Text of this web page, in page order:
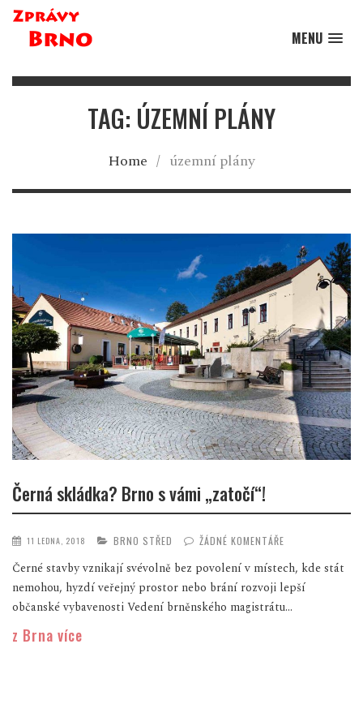
MENU
TAG: ÚZEMNÍ PLÁNY
Home / územní plány
Černá skládka? Brno s vámi „zatočí“!
11 LEDNA, 2018 BRNO STŘED ŽÁDNÉ KOMENTÁŘE
Černé stavby vznikají svévolně bez povolení v místech, kde stát
nemohou, hyzdí veřejný prostor nebo brání rozvoji lepší
občanské vybavenosti Vedení brněnského magistrátu...
z Brna více